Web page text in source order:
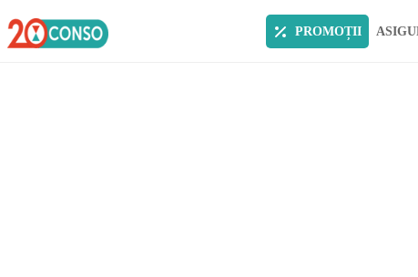
PROMOȚII